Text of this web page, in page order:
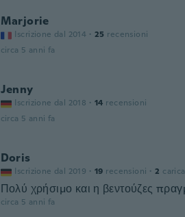
Marjorie
Iscrizione dal 2014 · 25 recensioni
circa 5 anni fa
Jenny
Iscrizione dal 2018 · 14 recensioni
circa 5 anni fa
Doris
Iscrizione dal 2019 · 19 recensioni · 2
Πολύ χρήσιμο και η βεντούζες
circa 5 anni fa